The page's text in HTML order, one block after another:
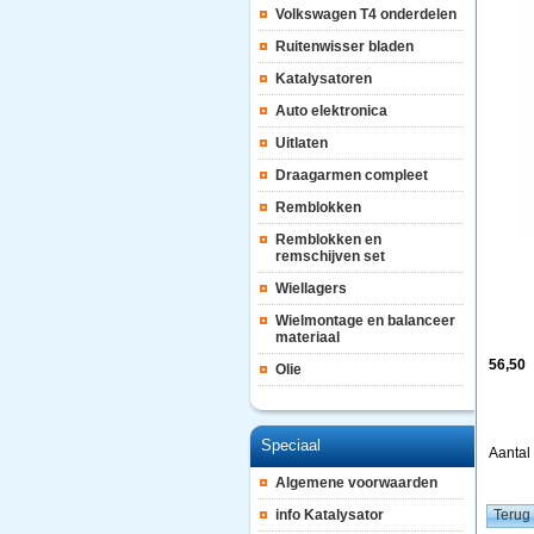
Volkswagen T4 onderdelen
Ruitenwisser bladen
Katalysatoren
Auto elektronica
Uitlaten
Draagarmen compleet
Remblokken
Remblokken en
remschijven set
Wiellagers
Wielmontage en balanceer
materiaal
Olie
Speciaal
Algemene voorwaarden
info Katalysator
56,50